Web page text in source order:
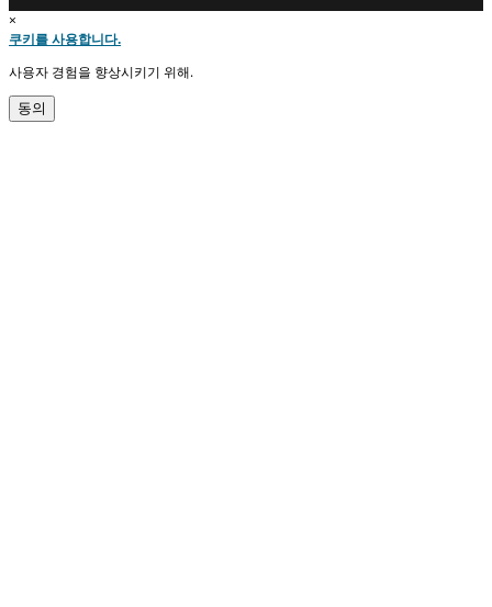
×
쿠키를 사용합니다.
사용자 경험을 향상시키기 위해.
동의